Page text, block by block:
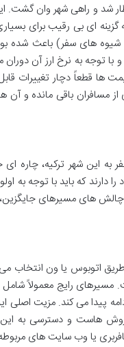
شد و راهی شهر وان گشت.
ای بی رقیب برای
های سفر) باعث شده
توجه به نرخ ارز آن
ها قطعاً دچار تغییرات
مسافران باقی مانده و آن
به این شهر ترکیه، چاره
که باید با توجه به
چالش های مسیرهای
طریق اتوبوس یا ون
رایج معمولاً
پیدا می کند. مزیت اصلی
هاست و دسترسی به
یا وب سایت های